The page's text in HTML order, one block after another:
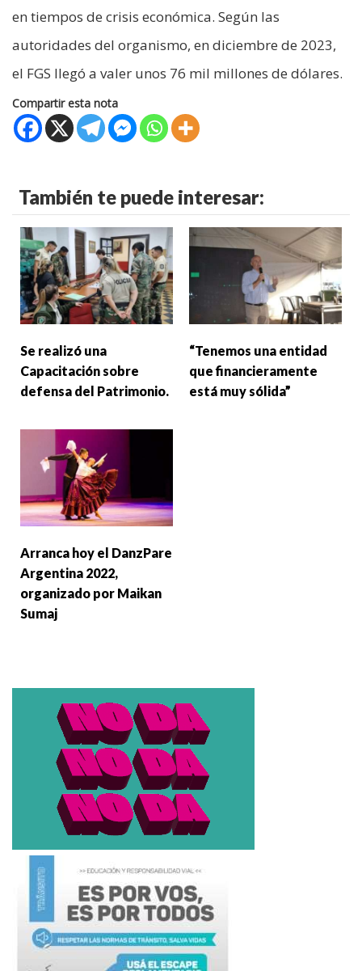
en tiempos de crisis económica. Según las
autoridades del organismo, en diciembre de 2023,
el FGS llegó a valer unos 76 mil millones de dólares.
Compartir esta nota
También te puede interesar:
Se realizó una
Capacitación sobre
defensa del Patrimonio.
“Tenemos una entidad
que financieramente
está muy sólida”
Arranca hoy el DanzPare
Argentina 2022,
organizado por Maikan
Sumaj